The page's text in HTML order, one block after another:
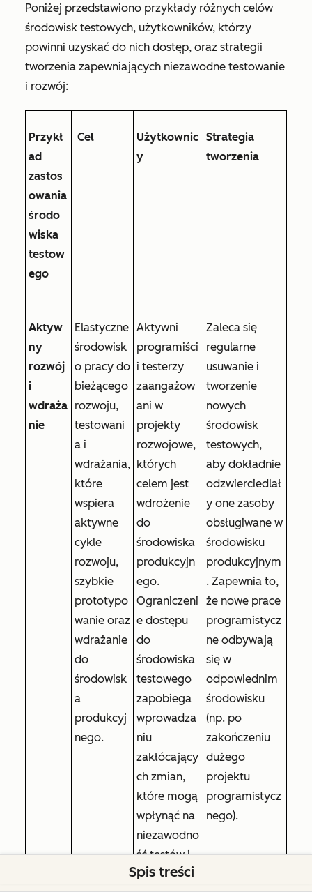
Poniżej przedstawiono przykłady różnych celów
środowisk testowych, użytkowników, którzy
powinni uzyskać do nich dostęp, oraz strategii
tworzenia zapewniających niezawodne testowanie
i rozwój:
Przykł
ad
zastos
owania
środo
wiska
testow
ego
Cel
Użytkownic
y
Strategia
tworzenia
Aktyw
ny
rozwój
i
wdraża
nie
Elastyczne
środowisk
o pracy do
bieżącego
rozwoju,
testowani
a i
wdrażania,
które
wspiera
aktywne
cykle
rozwoju,
szybkie
prototypo
wanie oraz
wdrażanie
do
środowisk
a
produkcyj
nego.
Aktywni
programiści
i testerzy
zaangażow
ani w
projekty
rozwojowe,
których
celem jest
wdrożenie
do
środowiska
produkcyjn
ego.
Ograniczeni
e dostępu
do
środowiska
testowego
zapobiega
wprowadza
niu
zakłócający
ch zmian,
które mogą
wpłynąć na
niezawodno
ść testów i
wdrożeń.
Zaleca się
regularne
usuwanie i
tworzenie
nowych
środowisk
testowych,
aby dokładnie
odzwierciedlał
y one zasoby
obsługiwane w
środowisku
produkcyjnym
. Zapewnia to,
że nowe prace
programistycz
ne odbywają
się w
odpowiednim
środowisku
(np. po
zakończeniu
dużego
projektu
programistycz
nego).
Spis treści